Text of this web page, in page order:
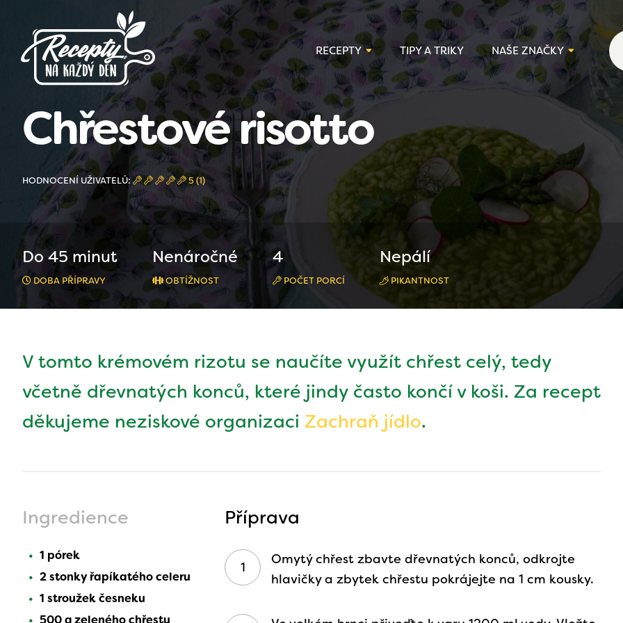
RECEPTY TIPY A TRIKY NAŠE ZNAČKY
Chřestové risotto
HODNOCENÍ UŽIVATELŮ: 5 (1)
Do 45 minut
DOBA PŘÍPRAVY
Nenáročné
OBTÍŽNOST
4
POČET PORCÍ
Nepálí
PIKANTNOST
V tomto krémovém rizotu se naučíte využít chřest celý, tedy
včetně dřevnatých konců, které jindy často končí v koši. Za recept
děkujeme neziskové organizaci Zachraň jídlo.
Ingredience
1 pórek
2 stonky řapíkatého celeru
1 stroužek česneku
500 g zeleného chřestu
Příprava
Omytý chřest zbavte dřevnatých konců, odkrojte
hlavičky a zbytek chřestu pokrájejte na 1 cm kousky.